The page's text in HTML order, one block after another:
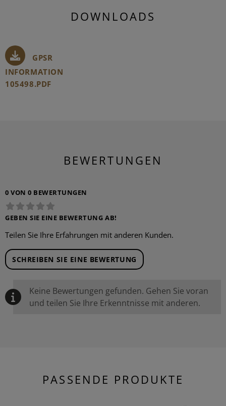
DOWNLOADS
GPSR
INFORMATION
105498.PDF
BEWERTUNGEN
0 VON 0 BEWERTUNGEN
GEBEN SIE EINE BEWERTUNG AB!
Teilen Sie Ihre Erfahrungen mit anderen Kunden.
SCHREIBEN SIE EINE BEWERTUNG
Keine Bewertungen gefunden. Gehen Sie voran
und teilen Sie Ihre Erkenntnisse mit anderen.
PASSENDE PRODUKTE